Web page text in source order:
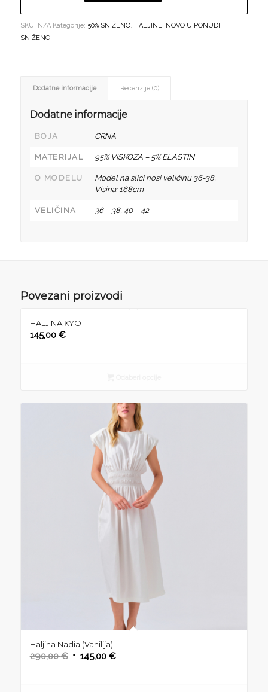
SKU: N/A Kategorije: 50% SNIŽENO, HALJINE, NOVO U PONUDI,
SNIŽENO
Dodatne informacije Recenzije (0)
Dodatne informacije
BOJA CRNA
MATERIJAL 95% VISKOZA – 5% ELASTIN
O MODELU
Model na slici nosi veličinu 36-38,
Visina: 168cm
VELIČINA 36 – 38, 40 – 42
Povezani proizvodi
HALJINA KYO
145,00 €
Haljina Nadia (Vanilija)
290,00€ Izvorna
145,00 €Trenutna